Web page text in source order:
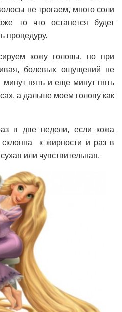
не трогаем, много соли
то что останется будет
процедуру.
кожу головы, но при
болевых ощущений не
пять и еще минут пять
а дальше моем голову как
в две недели, если кожа
к жирности и раз в
или чувствительная.